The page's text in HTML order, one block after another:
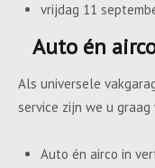
vrijdag 11
Auto én
Als universele
service zijn we u
Auto én airco in